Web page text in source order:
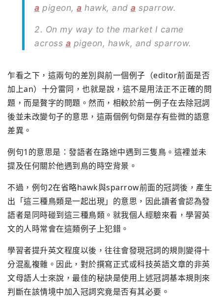
a pigeon, a hawk, and a sparrow.
2. On my way to the market I came
across a pigeon, hawk, and sparrow.
乍看之下，這兩句的差別與前一個例子（editor前面是否
加上an）十分雷同，也就是說，這不是用法正不正確的問
題，而是贅字的問題。然而，相較於前一例子在去除冠詞
後並未改變句子的意思，這兩個例句倒是存有些微的語意
差異。
例句1的意思是：發語者在路途中遇到三隻鳥。這裡並未
提及任何關於他遇到鳥的時空背景。
不過，例句2在省略hawk與sparrow前面的冠詞後，產生
出「這三種鳥類是一起出現」的意思，因此讀者會認為發
語者是同時碰到這三種鳥類。就我個人經驗來看，學習英
文的人時常會在這類例子上犯錯。
學習者提升英文程度以後，往往會發現冠詞的規則變得十
分混亂複雜。因此，對於撰寫正式或科技英語文章的非英
文母語人士來說，最佳的秘訣是使用上述冠詞基本規則來
判斷在該情境中加入冠詞究竟是否有其必要。